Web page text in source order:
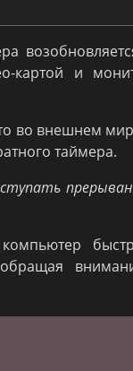
картой и
во внешнем
таймера.